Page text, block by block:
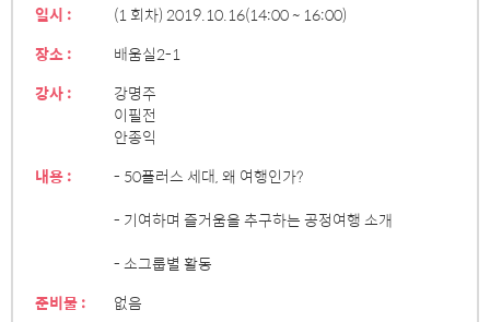
일시 : (1 회차) 2019.10.16(14:00 ~ 16:00)
장소 :
배움실2-1
강사 :
강명주
이필전
안종익
내용 :
- 50플러스 세대, 왜 여행인가?
- 기여하며 즐거움을 추구하는 공정여행 소개
- 소그룹별 활동
준비물 :
없음